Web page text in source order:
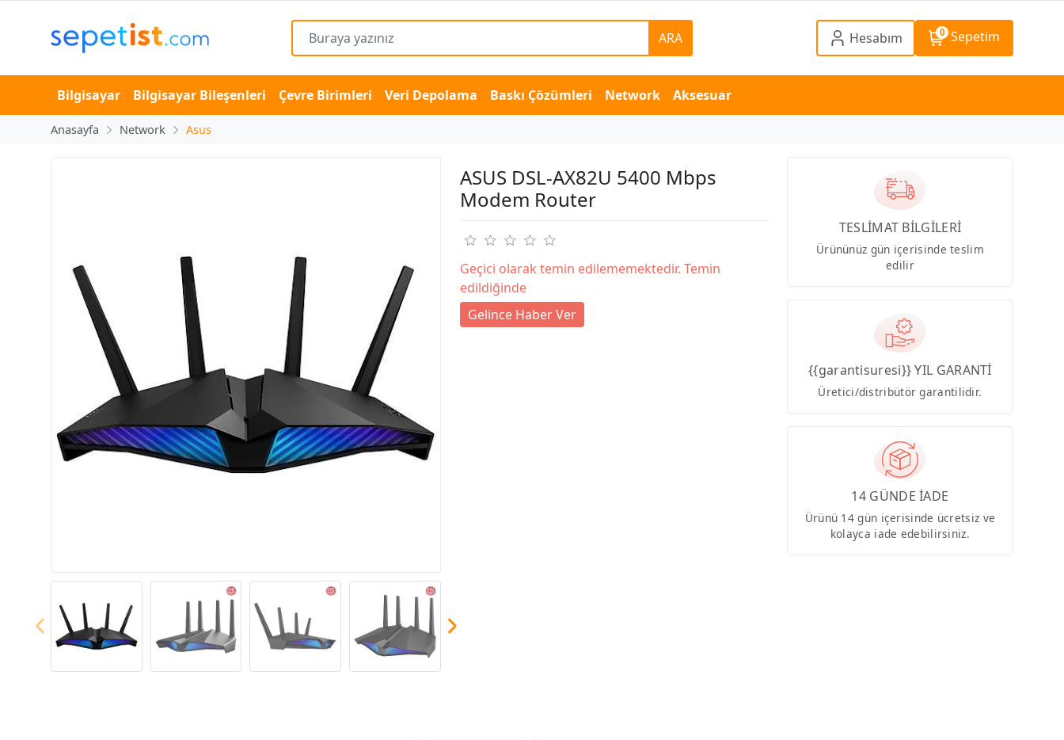
ARA Hesabım 0 Sepetim
Bilgisayar Bilgisayar Bileşenleri Çevre Birimleri Veri Depolama Baskı Çözümleri Network Aksesuar
Anasayfa Network Asus
ASUS DSL-AX82U 5400 Mbps
Modem Router
Geçici olarak temin edilememektedir. Temin
edildiğinde
Gelince Haber Ver
TESLİMAT BİLGİLERİ
Ürününüz gün içerisinde teslim
edilir
{{garantisuresi}} YIL GARANTİ
Üretici/distribütör garantilidir.
14 GÜNDE İADE
Ürünü 14 gün içerisinde ücretsiz ve
kolayca iade edebilirsiniz.